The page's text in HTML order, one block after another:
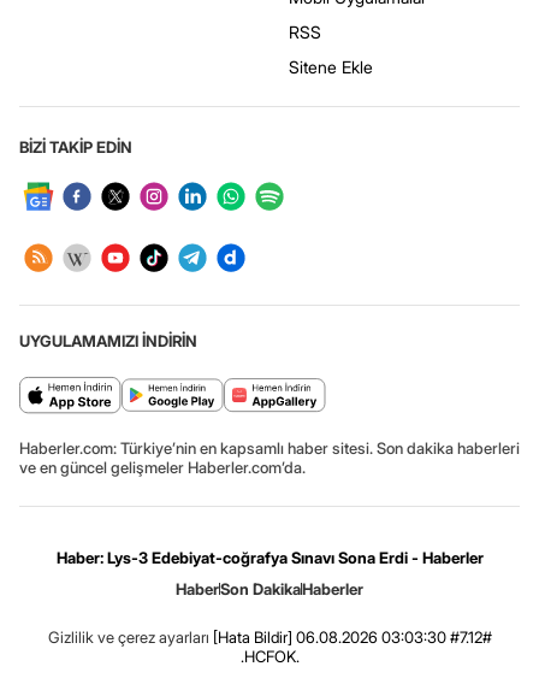
RSS
Sitene Ekle
BİZİ TAKİP EDİN
UYGULAMAMIZI İNDİRİN
Haberler.com: Türkiye’nin en kapsamlı haber sitesi. Son dakika haberleri
ve en güncel gelişmeler Haberler.com’da.
Haber: Lys-3 Edebiyat-coğrafya Sınavı Sona Erdi - Haberler
HaberSon DakikaHaberler
Gizlilik ve çerez ayarları [Hata Bildir] 06.08.2026 03:03:30 #7.12#
.HCFOK.